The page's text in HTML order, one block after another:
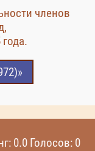
членов
0.0 Голосов: 0